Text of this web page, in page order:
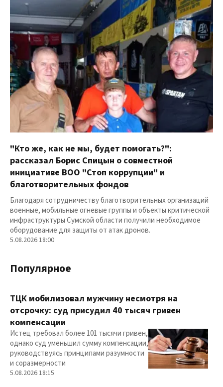
"Кто же, как не мы, будет помогать?":
рассказал Борис Спицын о совместной
инициативе ВОО "Стоп коррупции" и
благотворительных фондов
Благодаря сотрудничеству благотворительных организаций
военные, мобильные огневые группы и объекты критической
инфраструктуры Сумской области получили необходимое
оборудование для защиты от атак дронов.
5.08.2026 18:00
Популярное
ТЦК мобилизовал мужчину несмотря на
отсрочку: суд присудил 40 тысяч гривен
компенсации
Истец требовал более 101 тысячи гривен,
однако суд уменьшил сумму компенсации,
руководствуясь принципами разумности
и соразмерности
5.08.2026 18:15